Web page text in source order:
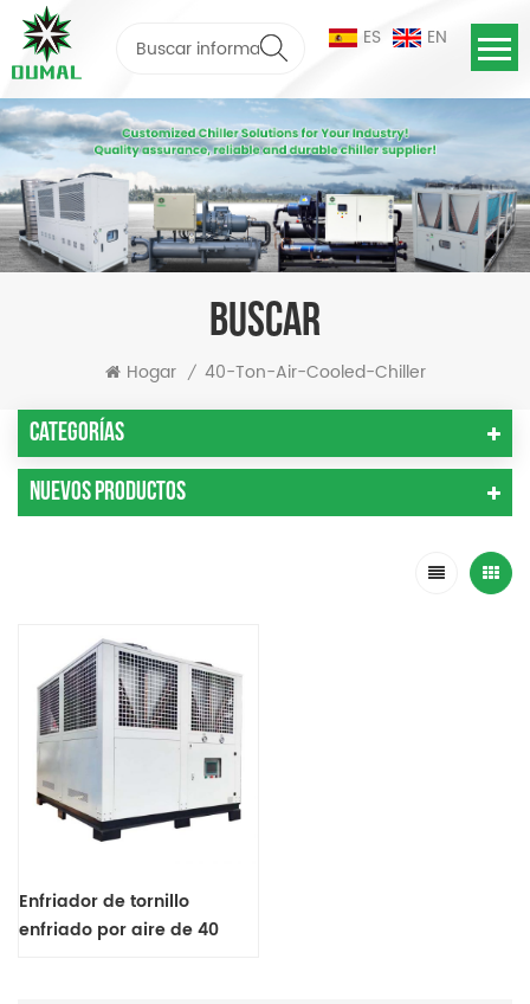
ES EN
BUSCAR
Hogar / 40-Ton-Air-Cooled-Chiller
Categorías
Nuevos Productos
Enfriador de tornillo
enfriado por aire de 40